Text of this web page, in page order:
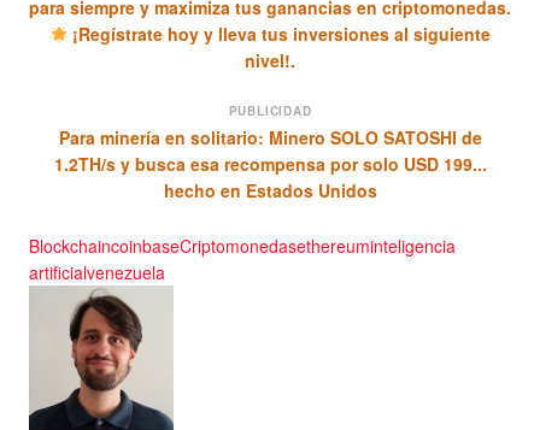
para siempre y maximiza tus ganancias en criptomonedas.
¡Regístrate hoy y lleva tus inversiones al siguiente
nivel!.
PUBLICIDAD
Para minería en solitario: Minero SOLO SATOSHI de
1.2TH/s y busca esa recompensa por solo USD 199...
hecho en Estados Unidos
BlockchaincoinbaseCriptomonedasethereuminteligencia
artificialvenezuela